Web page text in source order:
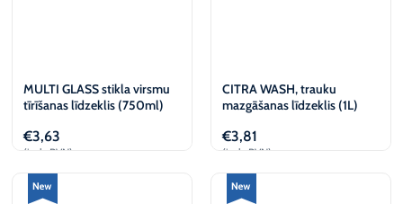
MULTI GLASS stikla virsmu
tīrīšanas līdzeklis (750ml)
€3,63
(iesk. PVN)
CITRA WASH, trauku
mazgāšanas līdzeklis (1L)
€3,81
(iesk. PVN)